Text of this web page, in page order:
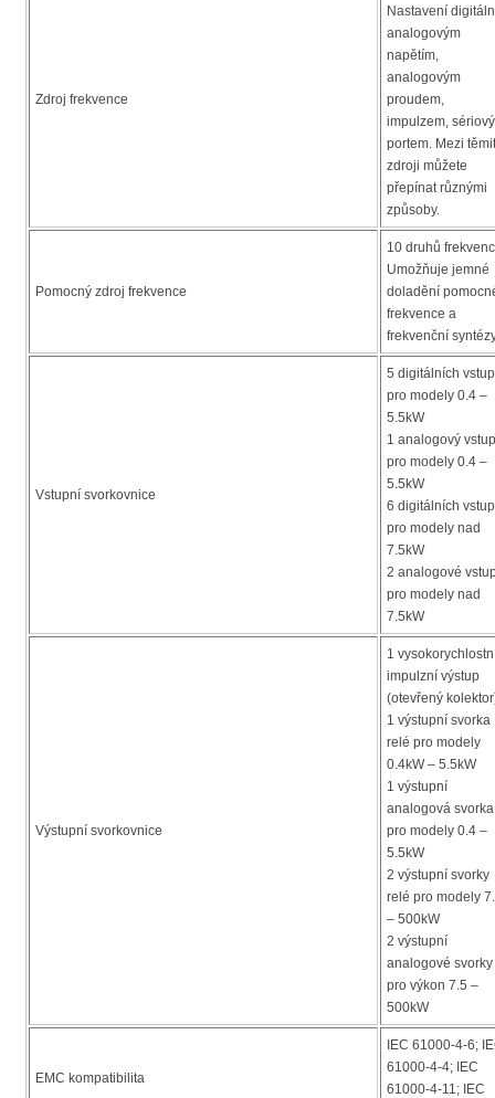
Zdroj frekvence
Nastavení
analogovým
napětím,
analogovým
proudem,
impulzem,
portem. Mezi
zdroji můžete
přepínat různými
způsoby.
Pomocný zdroj frekvence
10 druhů
Umožňuje jemné
doladění
frekvence a
frekvenční
Vstupní svorkovnice
5 digitálních
pro modely 0.4 –
5.5kW
1 analogový vstup
pro modely 0.4 –
5.5kW
6 digitálních
pro modely nad
7.5kW
2 analogové
pro modely nad
7.5kW
Výstupní svorkovnice
1
impulzní výstup
(otevřený
1 výstupní svorka
relé pro modely
0.4kW – 5.5kW
1 výstupní
analogová svorka
pro modely 0.4 –
5.5kW
2 výstupní svorky
relé pro modely
– 500kW
2 výstupní
analogové svorky
pro výkon 7.5 –
500kW
EMC kompatibilita
IEC 61000-4-6;
61000-4-4; IEC
61000-4-11; IEC